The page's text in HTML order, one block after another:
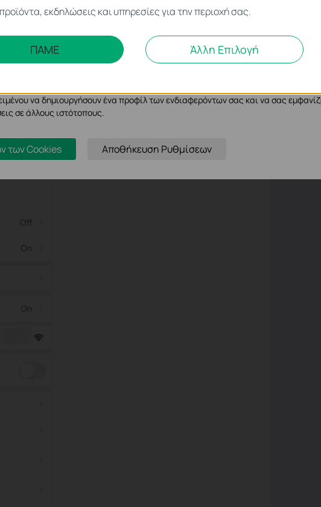
confirm the removal. The device will be removed from your
εκδηλώσεις και υπηρεσίες για την περιοχή σας.
ΠΑΜΕ Άλλη Επιλογή
και Μάρκετινγκ
μας δίνουν τη δυνατότητα να αναλύσουμε τις δραστηριότητές σας στον ιστότοπό
να δημιουργήσουν ένα προφίλ των ενδιαφερόντων σας και να σας
σε άλλους ιστότοπους.
των Cookies Αποθήκευση Ρυθμίσεων